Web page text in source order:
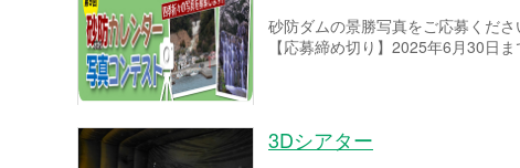
砂防ダムの景勝写真をご応募くださ
【応募締め切り】2025年6月30日ま
3Dシアター